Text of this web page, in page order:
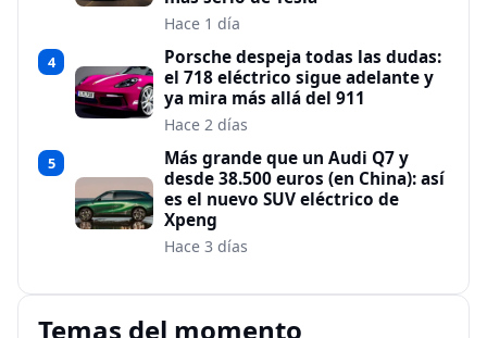
Hace 1 día
4
Porsche despeja todas las dudas:
el 718 eléctrico sigue adelante y
ya mira más allá del 911
Hace 2 días
5
Más grande que un Audi Q7 y
desde 38.500 euros (en China): así
es el nuevo SUV eléctrico de
Xpeng
Hace 3 días
Temas del momento